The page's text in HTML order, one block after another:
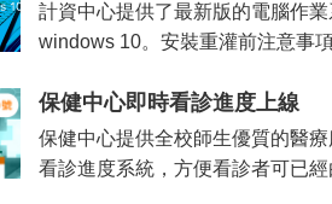
計資中心提供了最新版的電腦作
windows 10。安裝重灌前注意事
保健中心即時看診進度上線
保健中心提供全校師生優質的醫
看診進度系統，方便看診者可已